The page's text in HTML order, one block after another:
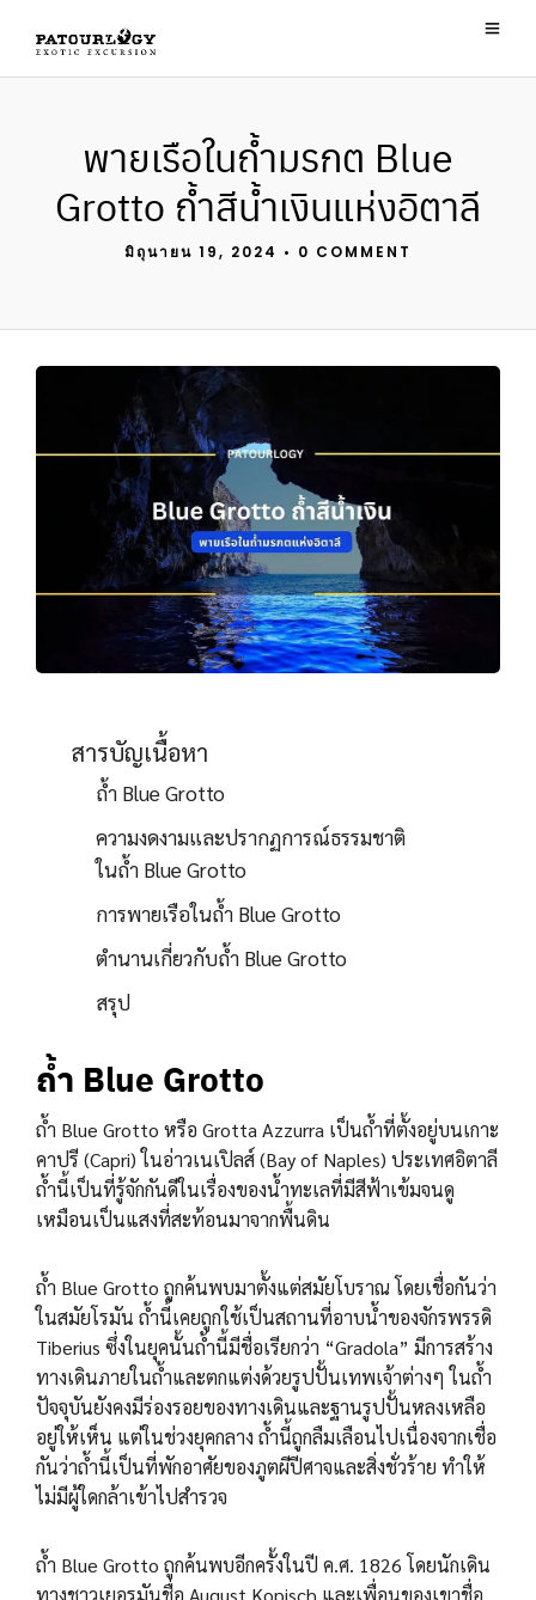
พายเรือในถ้ำมรกต Blue
Grotto ถ้ำสีน้ำเงินแห่งอิตาลี
มิถุนายน 19, 2024 • 0 COMMENT
สารบัญเนื้อหา
ถ้ำ Blue Grotto
ความงดงามและปรากฏการณ์ธรรมชาติ
ในถ้ำ Blue Grotto
การพายเรือในถ้ำ Blue Grotto
ตำนานเกี่ยวกับถ้ำ Blue Grotto
สรุป
ถ้ำ Blue Grotto
ถ้ำ Blue Grotto หรือ Grotta Azzurra เป็นถ้ำที่ตั้งอยู่บนเกาะ
คาปรี (Capri) ในอ่าวเนเปิลส์ (Bay of Naples) ประเทศอิตาลี
ถ้ำนี้เป็นที่รู้จักกันดีในเรื่องของน้ำทะเลที่มีสีฟ้าเข้มจนดู
เหมือนเป็นแสงที่สะท้อนมาจากพื้นดิน
ถ้ำ Blue Grotto ถูกค้นพบมาตั้งแต่สมัยโบราณ โดยเชื่อกันว่า
ในสมัยโรมัน ถ้ำนี้เคยถูกใช้เป็นสถานที่อาบน้ำของจักรพรรดิ
Tiberius ซึ่งในยุคนั้นถ้ำนี้มีชื่อเรียกว่า “Gradola” มีการสร้าง
ทางเดินภายในถ้ำและตกแต่งด้วยรูปปั้นเทพเจ้าต่างๆ ในถ้ำ
ปัจจุบันยังคงมีร่องรอยของทางเดินและฐานรูปปั้นหลงเหลือ
อยู่ให้เห็น แต่ในช่วงยุคกลาง ถ้ำนี้ถูกลืมเลือนไปเนื่องจากเชื่อ
กันว่าถ้ำนี้เป็นที่พักอาศัยของภูตผีปีศาจและสิ่งชั่วร้าย ทำให้
ไม่มีผู้ใดกล้าเข้าไปสำรวจ
ถ้ำ Blue Grotto ถูกค้นพบอีกครั้งในปี ค.ศ. 1826 โดยนักเดิน
ทางชาวเยอรมันชื่อ August Kopisch และเพื่อนของเขาชื่อ